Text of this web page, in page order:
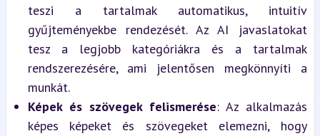
teszi a tartalmak automatikus, intuitív
gyűjteményekbe rendezését. Az AI javaslatokat
tesz a legjobb kategóriákra és a tartalmak
rendszerezésére, ami jelentősen megkönnyíti a
munkát.
Képek és szövegek felismerése: Az alkalmazás
képes képeket és szövegeket elemezni, hogy